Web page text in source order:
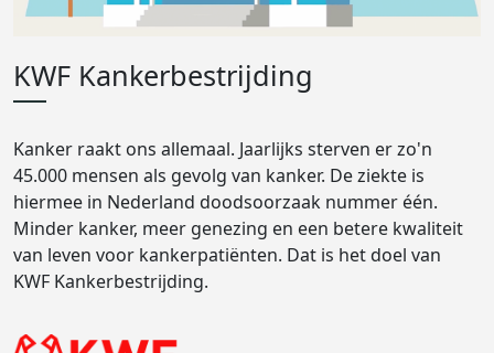
KWF Kankerbestrijding
Kanker raakt ons allemaal. Jaarlijks sterven er zo'n
45.000 mensen als gevolg van kanker. De ziekte is
hiermee in Nederland doodsoorzaak nummer één.
Minder kanker, meer genezing en een betere kwaliteit
van leven voor kankerpatiënten. Dat is het doel van
KWF Kankerbestrijding.